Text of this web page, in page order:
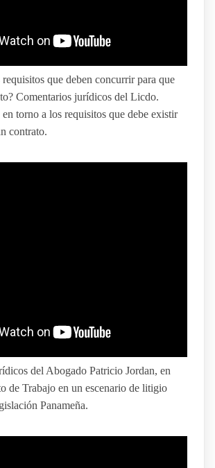
requisitos que deben concurrir para que
Comentarios jurídicos del Licdo.
torno a los requisitos que debe existir
contrato.
del Abogado Patricio Jordan, en
de Trabajo en un escenario de litigio
Panameña.